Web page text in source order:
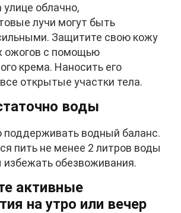
облачно,
лучи могут быть
Защитите свою кожу
ожогов с помощью
крема. Наносить его
открытые участки тела.
воды
поддерживать водный баланс.
пить не менее 2 литров воды
избежать обезвоживания.
активные
на утро или вечер